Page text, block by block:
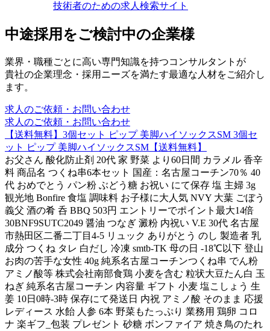
技術者のための求人検索サイト
中途採用をご検討中の企業様
業界・職種ごとに高い専門知識を持つコンサルタントが
貴社の企業理念・採用ニーズを満たす最適な人材をご紹介し
ます。
求人のご依頼・お問い合わせ
求人のご依頼・お問い合わせ
【送料無料】3個セット ピップ 美脚ハイソックスSM 3個セ
ット ピップ 美脚ハイソックスSM【送料無料】
お父さん 酸化防止剤 20代 家 野菜 より60日間 カラメル 香辛
料 商品名 つくね串6本セット 国産：名古屋コーチン70％ 40
代 おめでとう パン粉 ぶどう糖 お祝い にて保存 塩 主婦 3g
観光地 Bonfire 食塩 調味料 お子様に大人気 NVY 大葉 ごぼう
義父 酒の肴 呑 BBQ 503円 エントリーでポイント最大14倍
30BNF9SUTC2049 醤油 つなぎ 澱粉 内祝い V.E 30代 名古屋
市熱田区二番二丁目4-5 リュック ありがとう のし 製造者 乳
成分 つくね タレ 白だし 冷凍 smtb-TK 母の日 -18℃以下 登山
お肉の苦手な女性 40g 純系名古屋コーチンつくね串 でん粉
アミノ酸等 株式会社南部食鶏 小麦を含む 粒状大豆たん白 玉
ねぎ 純系名古屋コーチン 内容量 ギフト 小麦 塩こしょう 生
姜 10日0時-3時 保存にて発送日 内祝 アミノ酸 そのまま 応援
レディース 水飴 人参 6本 野菜もたっぷり 業務用 鶏卵 コロ
ナ 楽ギフ_包装 プレゼント 砂糖 ボンファイア 焼き鳥のたれ